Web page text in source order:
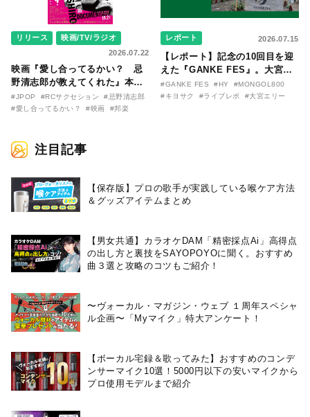
リリース
映画/TV/ラジオ
2026.07.22
映画『愛し合ってるかい？ 忌
野清志郎が教えてくれた』本予
告映像とキービジュアルがつい
に解禁！ キヨシロー関連商品も
#JPOP #RCサクセション
#忌野清志郎
#愛し合ってるかい？
#映画 #邦楽
レポート 2026.07.15
【レポート】記念の10回目を迎
えた『GANKE FES』。大宮エ
リー作『アイヌの神々の崖』を
前に、キヨサク
#GANKE FES #HY
#MONGOL800
#キヨサク
#ライブレポ #大宮エリー
注目記事
【保存版】プロの歌手が実践している喉ケア⽅法
＆グッズアイテムまとめ
【男女共通】カラオケDAM「精密採点Ai」高得点
の出し方と裏技をSAYOPOYOに聞く。おすすめ
曲３選と攻略のコツもご紹介！
〜ヴォーカル・マガジン・ウェブ １周年スペシャ
ル企画〜「Myマイク」特大アンケート！
【ボーカル宅録＆歌ってみた】おすすめのコンデ
ンサーマイク10選！5000円以下の安いマイクから
プロ使用モデルまで紹介